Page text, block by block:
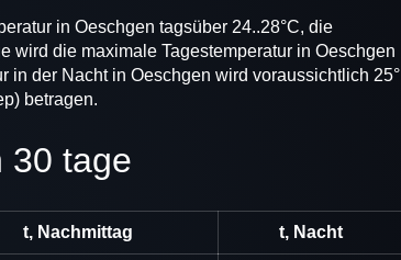
in Oeschgen tagsüber 24..28°C, die
wird die maximale Tagestemperatur in Oeschgen
in der Nacht in Oeschgen wird voraussichtlich 25°
betragen.
30 tage
t, Nachmittag t, Nacht